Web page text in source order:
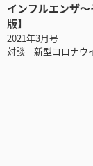
インフルエンザ
版】
2021年3月号
対談 新型コロナウ